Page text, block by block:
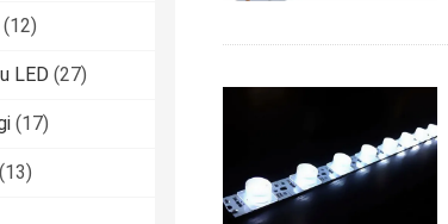
(12)
LED (27)
(17)
(13)